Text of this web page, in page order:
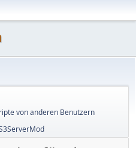
von anderen Benutzern